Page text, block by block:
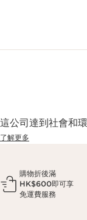
這公司達到社會和
了解更多
購物折後滿
HK$600即可享
免運費服務